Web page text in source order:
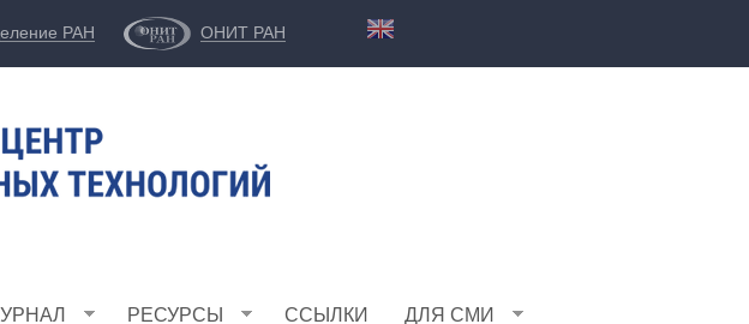
РАН ОНИТ РАН
РЕСУРСЫ ССЫЛКИ ДЛЯ СМИ